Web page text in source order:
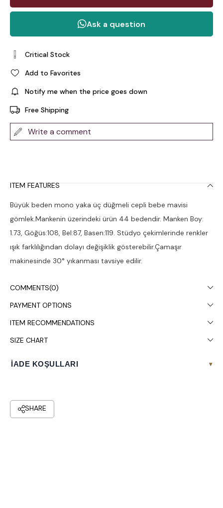
Critical Stock
Add to Favorites
Notify me when the price goes down
Free Shipping
Write a comment
ITEM FEATURES
Büyük beden mono yaka üç düğmeli cepli bebe mavisi
gömlek.Mankenin üzerindeki ürün 44 bedendir. Manken Boy:
1.73, Göğüs:108, Bel:87, Basen:119. Stüdyo çekimlerinde renkler
ışık farklılığından dolayı değişiklik gösterebilir.Çamaşır
makinesinde 30° yıkanması tavsiye edilir.
COMMENTS(0)
PAYMENT OPTIONS
ITEM RECOMMENDATIONS
SIZE CHART
İADE KOŞULLARI ▾